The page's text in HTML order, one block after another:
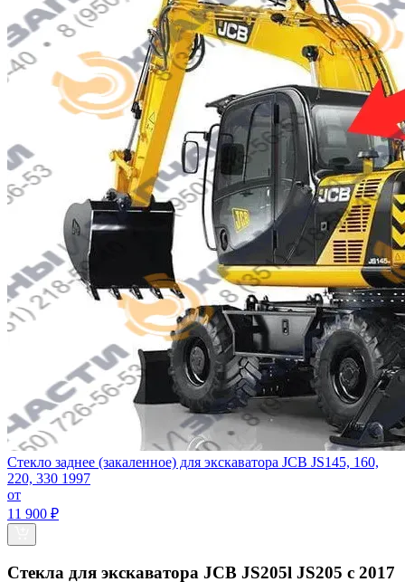
Стекло заднее (закаленное) для экскаватора JCB JS145, 160,
220, 330 1997
от
11 900 ₽
Стекла для экскаватора JCB JS205l JS205 c 2017